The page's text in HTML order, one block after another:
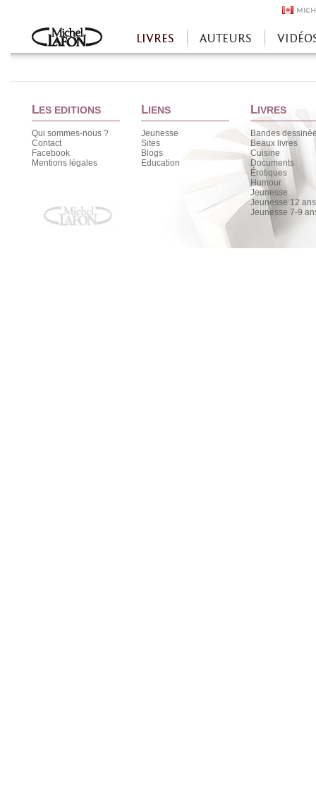
Accueil
LIVRES AUTEURS
LES EDITIONS
Qui sommes-nous ?
Contact
Facebook
Mentions légales
LIENS
Jeunesse
Sites
Blogs
Education
LIVRES
Bandes
Beaux livres
Cuisine
Documents
Érotiques
Humour
Jeunesse
Jeunesse 12
Jeunesse 7-9